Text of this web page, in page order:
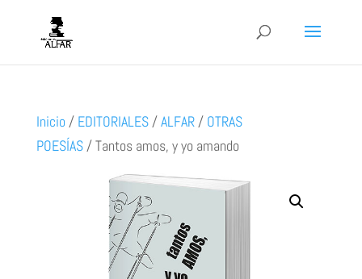
Inicio / EDITORIALES/ALFAR/ OTRAS
POESÍAS/Tantos amos, y yo amando